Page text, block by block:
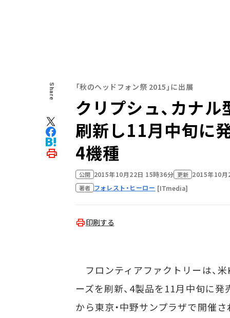
Share 「秋のヘッドフォン祭 2015」に出展
クリプシュ、カナル
刷新し11月中旬に発
4機種
公開 2015年10月22日 15時36分 更新 2015年10
著者 フォレスト・ヒーロー [ITmedia]
印刷する
フロンティアファクトリーは、
ーズを刷新、4製品を11月中旬に
から東京・中野サンプラザで開催さ